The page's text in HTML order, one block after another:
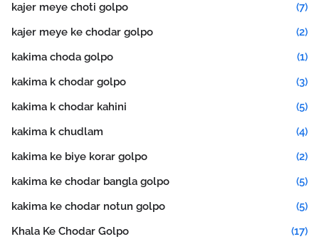
kajer meye choti golpo
(7)
kajer meye ke chodar golpo
(2)
kakima choda golpo
(1)
kakima k chodar golpo
(3)
kakima k chodar kahini
(5)
kakima k chudlam
(4)
kakima ke biye korar golpo
(2)
kakima ke chodar bangla golpo
(5)
kakima ke chodar notun golpo
(5)
Khala Ke Chodar Golpo
(17)